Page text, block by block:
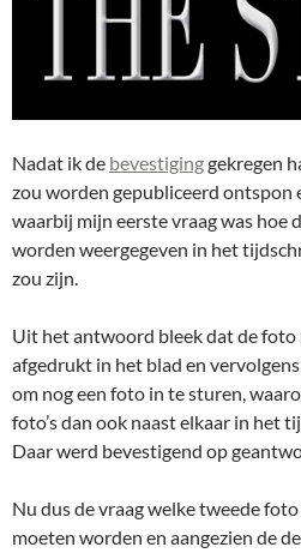
Nadat ik de bevestiginggekregen
zou worden gepubliceerd ontspon
waarbij mijn eerste vraag was hoe
worden weergegeven in het
zou zijn.
Uit het antwoord bleek dat de
afgedrukt in het blad en
om nog een foto in te sturen,
foto’s dan ook naast elkaar in het
Daar werd bevestigend op
Nu dus de vraag welke tweede
moeten worden en aangezien de